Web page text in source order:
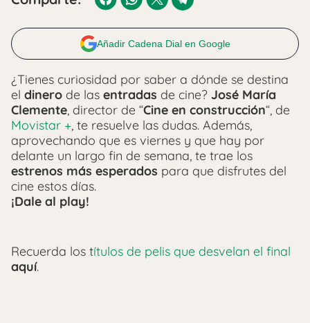
Añadir Cadena Dial en Google
¿Tienes curiosidad por saber a dónde se destina
el dinero de las entradas de cine? José María
Clemente, director de “Cine en construcción“, de
Movistar +, te resuelve las dudas. Además,
aprovechando que es viernes y que hay por
delante un largo fin de semana, te trae los
estrenos más esperados para que disfrutes del
cine estos días.
¡Dale al play!
Recuerda los títulos de pelis que desvelan el final
aquí.